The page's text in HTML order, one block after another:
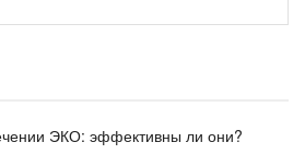
ЭКО: эффективны ли они?